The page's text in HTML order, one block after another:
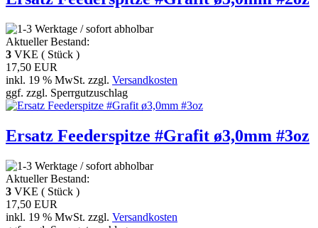
Aktueller Bestand:
3 VKE ( Stück )
17,50 EUR
inkl. 19 % MwSt. zzgl. Versandkosten
ggf. zzgl. Sperrgutzuschlag
Ersatz Feederspitze #Grafit ø3,0mm #3oz
Aktueller Bestand:
3 VKE ( Stück )
17,50 EUR
inkl. 19 % MwSt. zzgl. Versandkosten